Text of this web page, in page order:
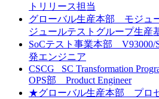
トリリース担当
グローバル生産本部 モジュ
ジュールテストグループ生産
SoCテスト事業本部 V93000/
発エンジニア
CSCG_ SC Transformation
OPS部 Product Engineer
★グローバル生産本部 プロ